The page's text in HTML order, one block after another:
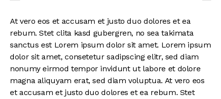
At vero eos et accusam et justo duo dolores et ea
rebum. Stet clita kasd gubergren, no sea takimata
sanctus est Lorem ipsum dolor sit amet. Lorem ipsum
dolor sit amet, consetetur sadipscing elitr, sed diam
nonumy eirmod tempor invidunt ut labore et dolore
magna aliquyam erat, sed diam voluptua. At vero eos
et accusam et justo duo dolores et ea rebum. Stet